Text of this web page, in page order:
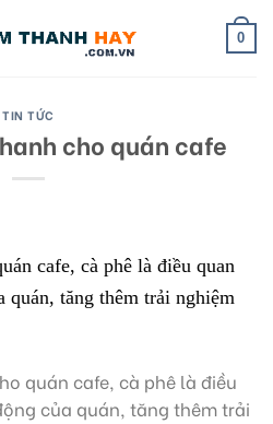
0
TIN TỨC
cho quán cafe
cafe, cà phê là điều quan
quán, tăng thêm trải nghiệm